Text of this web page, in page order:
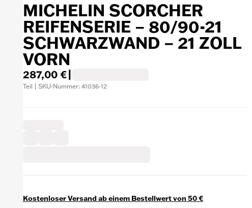
MICHELIN SCORCHER
REIFENSERIE – 80/90-21
SCHWARZWAND – 21 ZOLL
VORN
287,00 €
Teil | SKU-Nummer: 41036-12
Kostenloser Versand ab einem Bestellwert von 50 €